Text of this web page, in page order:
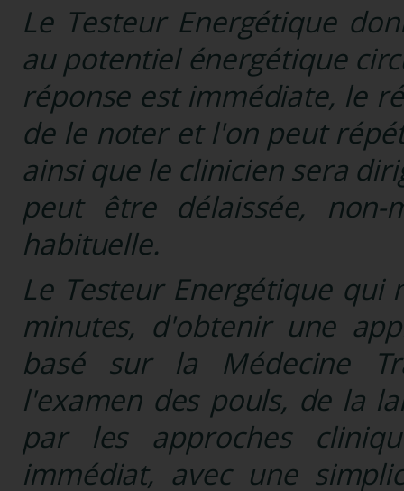
Le Testeur Energétique
au potentiel énergétique
réponse est immédiate, le
de le noter et l'on peut
ainsi que le clinicien sera
peut être délaissée,
habituelle.
Le Testeur Energétique
minutes, d'obtenir une
basé sur la Médecine
l'examen des pouls, de la
par les approches
immédiat, avec une